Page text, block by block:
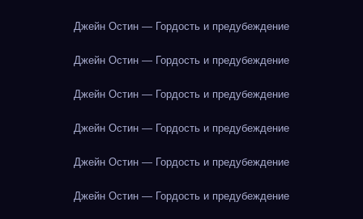
Джейн Остин — Гордость и предубеждение
Джейн Остин — Гордость и предубеждение
Джейн Остин — Гордость и предубеждение
Джейн Остин — Гордость и предубеждение
Джейн Остин — Гордость и предубеждение
Джейн Остин — Гордость и предубеждение